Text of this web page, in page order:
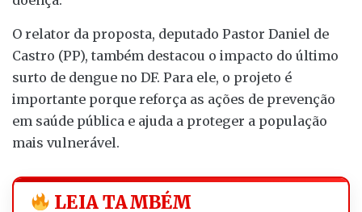
O relator da proposta, deputado Pastor Daniel de
Castro (PP), também destacou o impacto do último
surto de dengue no DF. Para ele, o projeto é
importante porque reforça as ações de prevenção
em saúde pública e ajuda a proteger a população
mais vulnerável.
LEIA TAMBÉM